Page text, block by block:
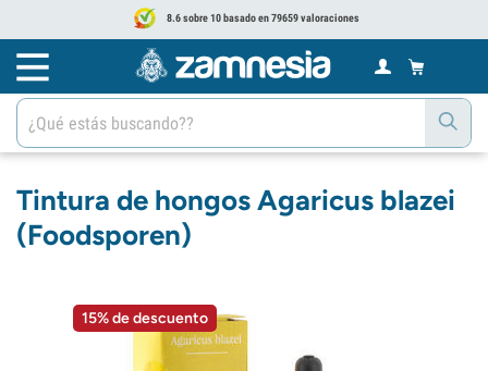
8.6 sobre 10 basado en 79659 valoraciones
Tintura de hongos Agaricus blazei
(Foodsporen)
15% de descuento